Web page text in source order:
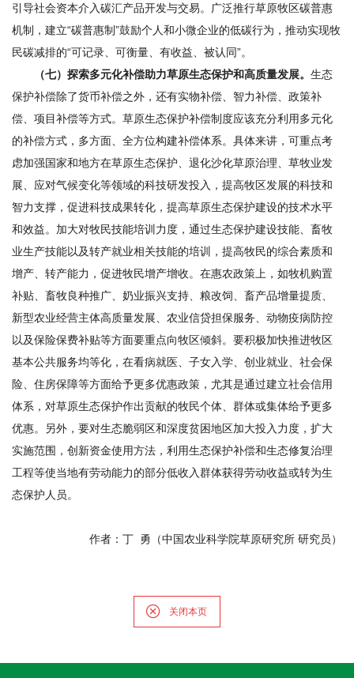
引导社会资本介入碳汇产品开发与交易。广泛推行草原牧区碳普惠
机制，建立“碳普惠制”鼓励个人和小微企业的低碳行为，推动实现牧
民碳减排的“可记录、可衡量、有收益、被认同”。
（七）探索多元化补偿助力草原生态保护和高质量发展。 生态
保护补偿除了货币补偿之外，还有实物补偿、智力补偿、政策补
偿、项目补偿等方式。草原生态保护补偿制度应该充分利用多元化
的补偿方式，多方面、全方位构建补偿体系。具体来讲，可重点考
虑加强国家和地方在草原生态保护、退化沙化草原治理、草牧业发
展、应对气候变化等领域的科技研发投入，提高牧区发展的科技和
智力支撑，促进科技成果转化，提高草原生态保护建设的技术水平
和效益。加大对牧民技能培训力度，通过生态保护建设技能、畜牧
业生产技能以及转产就业相关技能的培训，提高牧民的综合素质和
增产、转产能力，促进牧民增产增收。在惠农政策上，如牧机购置
补贴、畜牧良种推广、奶业振兴支持、粮改饲、畜产品增量提质、
新型农业经营主体高质量发展、农业信贷担保服务、动物疫病防控
以及保险保费补贴等方面要重点向牧区倾斜。要积极加快推进牧区
基本公共服务均等化，在看病就医、子女入学、创业就业、社会保
险、住房保障等方面给予更多优惠政策，尤其是通过建立社会信用
体系，对草原生态保护作出贡献的牧民个体、群体或集体给予更多
优惠。另外，要对生态脆弱区和深度贫困地区加大投入力度，扩大
实施范围，创新资金使用方法，利用生态保护补偿和生态修复治理
工程等使当地有劳动能力的部分低收入群体获得劳动收益或转为生
态保护人员。
作者：丁 勇（中国农业科学院草原研究所 研究员）
关闭本页